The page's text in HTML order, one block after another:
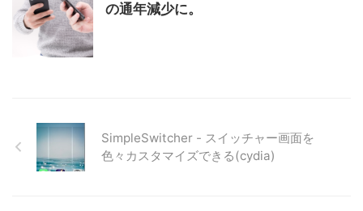
の通年減少に。
SimpleSwitcher - スイッチャー画面を
色々カスタマイズできる(cydia)